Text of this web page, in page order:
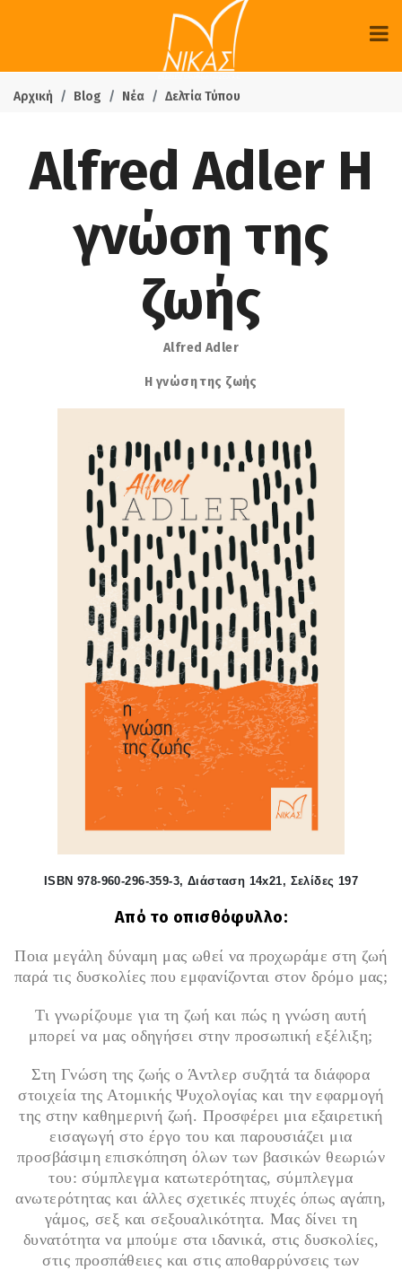
Αρχική Blog Νέα Δελτία Τύπου
Alfred Adler Η
γνώση της
ζωής
Alfred Adler
Η γνώση της ζωής
ISBN 978-960-296-359-3, Διάσταση 14x21, Σελίδες 197
Από το οπισθόφυλλο:
Ποια μεγάλη δύναμη μας ωθεί να προχωράμε στη ζωή
παρά τις δυσκολίες που εμφανίζονται στον δρόμο μας;
Τι γνωρίζουμε για τη ζωή και πώς η γνώση αυτή
μπορεί να μας οδηγήσει στην προσωπική εξέλιξη;
Στη Γνώση της ζωής ο Άντλερ συζητά τα διάφορα
στοιχεία της Ατομικής Ψυχολογίας και την εφαρμογή
της στην καθημερινή ζωή. Προσφέρει μια εξαιρετική
εισαγωγή στο έργο του και παρουσιάζει μια
προσβάσιμη επισκόπηση όλων των βασικών θεωριών
του: σύμπλεγμα κατωτερότητας, σύμπλεγμα
ανωτερότητας και άλλες σχετικές πτυχές όπως αγάπη,
γάμος, σεξ και σεξουαλικότητα. Μας δίνει τη
δυνατότητα να μπούμε στα ιδανικά, στις δυσκολίες,
στις προσπάθειες και στις αποθαρρύνσεις των